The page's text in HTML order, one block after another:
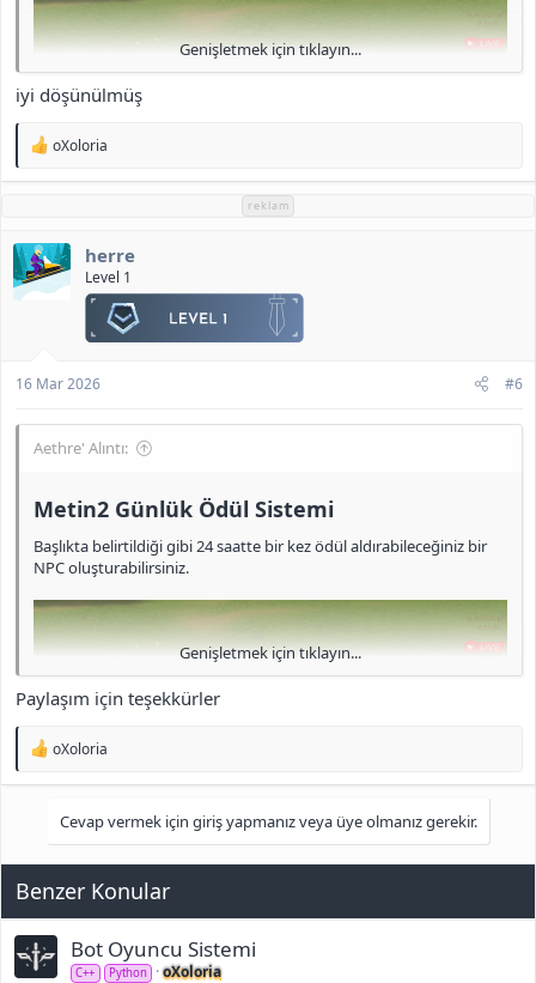
<b>[Gizli içerik]</b>
Genişletmek için tıklayın...
iyi döşünülmüş
T
p
l
e
r
:
oXoloria
reklam
herre
Level 1
16 Mar 2026 #6
Aethre' Alıntı:
Metin2 Günlük Ödül Sistemi​
Başlıkta belirtildiği gibi 24 saatte bir kez ödül aldırabileceğiniz bir
NPC oluşturabilirsiniz.
<b>[Gizli içerik]</b>
Genişletmek için tıklayın...
Paylaşım için teşekkürler
T
p
l
e
:
oXoloria
Cevap vermek için giriş yapmanız veya üye olmanız gerekir.
Benzer Konular
Bot Oyuncu Sistemi
C++ Python
oXoloria